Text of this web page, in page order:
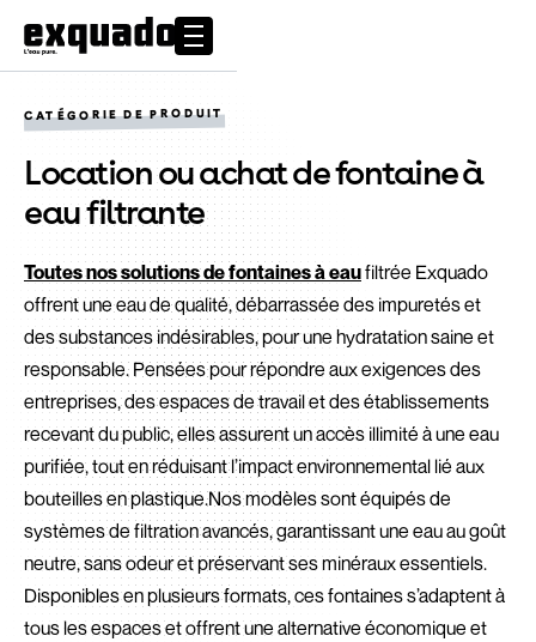
CATÉGORIE DE PRODUIT
Location ou achat de fontaine à
eau filtrante
Toutes nos solutions de fontaines à eaufiltrée Exquado
offrent une eau de qualité, débarrassée des impuretés et
des substances indésirables, pour une hydratation saine et
responsable. Pensées pour répondre aux exigences des
entreprises, des espaces de travail et des établissements
recevant du public, elles assurent un accès illimité à une eau
purifiée, tout en réduisant l’impact environnemental lié aux
bouteilles en plastique.Nos modèles sont équipés de
systèmes de filtration avancés, garantissant une eau au goût
neutre, sans odeur et préservant ses minéraux essentiels.
Disponibles en plusieurs formats, ces fontaines s’adaptent à
tous les espaces et offrent une alternative économique et